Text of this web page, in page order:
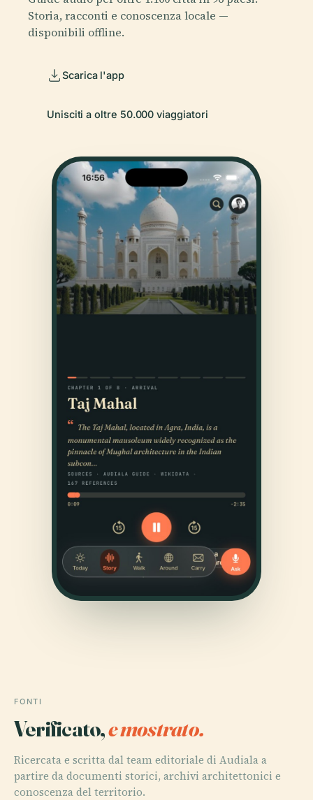
Storia, racconti e conoscenza locale —
disponibili offline.
Scarica l'app
Unisciti a oltre 50.000 viaggiatori
FONTI
Verificato,e mostrato.
Ricercata e scritta dal team editoriale di Audiala a
partire da documenti storici, archivi architettonici e
conoscenza del territorio.